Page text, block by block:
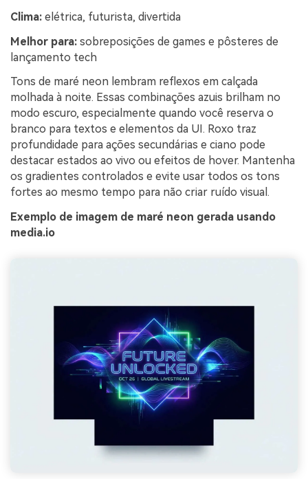
Clima: elétrica, futurista, divertida
Melhor para: sobreposições de games e pôsteres de
lançamento tech
Tons de maré neon lembram reflexos em calçada
molhada à noite. Essas combinações azuis brilham no
modo escuro, especialmente quando você reserva o
branco para textos e elementos da UI. Roxo traz
profundidade para ações secundárias e ciano pode
destacar estados ao vivo ou efeitos de hover. Mantenha
os gradientes controlados e evite usar todos os tons
fortes ao mesmo tempo para não criar ruído visual.
Exemplo de imagem de maré neon gerada usando
media.io